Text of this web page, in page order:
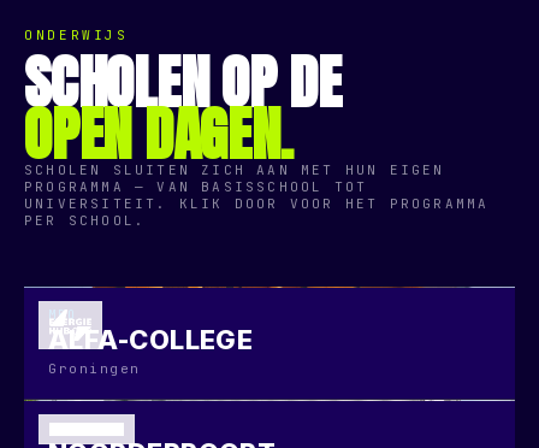
ONDERWIJS
SCHOLEN OP DE
OPEN DAGEN.
SCHOLEN SLUITEN ZICH AAN MET HUN EIGEN
PROGRAMMA — VAN BASISSCHOOL TOT
UNIVERSITEIT. KLIK DOOR VOOR HET PROGRAMMA
PER SCHOOL.
MBO
ALFA-COLLEGE
Groningen
MBO